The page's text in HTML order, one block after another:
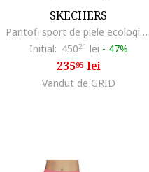
SKECHERS
Pantofi sport de piele ecologica Uno Stand On Air, Violet tyrian
Initial: 45021 lei - 47%
23595lei
Vandut de GRID